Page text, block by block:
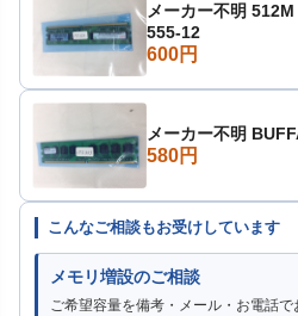
メーカー不明
555-12
600円
メーカー不明
580円
こんなご相談もお受けしています
メモリ増設のご相談
ご希望容量を備考・メール・お電話